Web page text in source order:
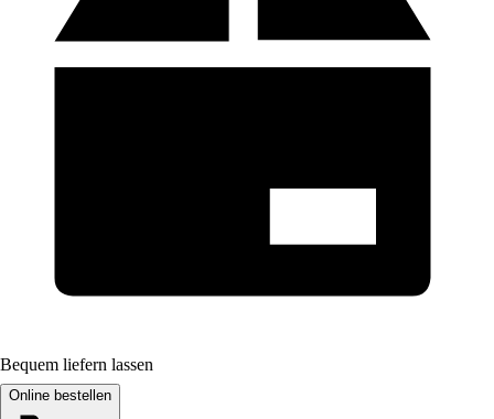
Bequem liefern lassen
Online bestellen